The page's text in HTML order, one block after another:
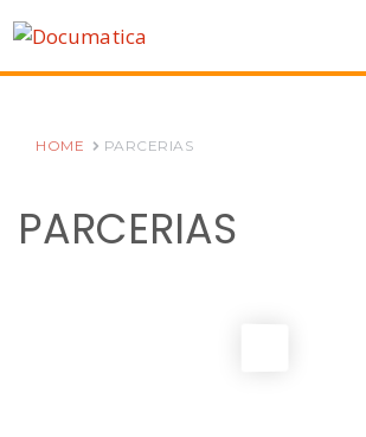
HOME PARCERIAS
PARCERIAS